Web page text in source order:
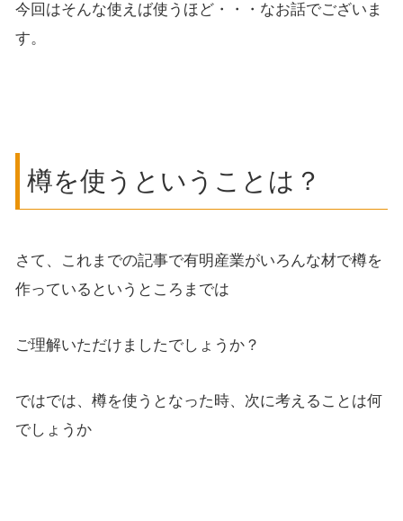
今回はそんな使えば使うほど・・・なお話でございま
す。
樽を使うということは？
さて、これまでの記事で有明産業がいろんな材で樽を
作っているというところまでは
ご理解いただけましたでしょうか？
ではでは、樽を使うとなった時、次に考えることは何
でしょうか